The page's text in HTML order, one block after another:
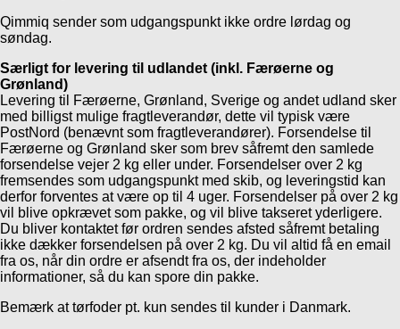
Qimmiq sender som udgangspunkt ikke ordre lørdag og
søndag.
Særligt for levering til udlandet (inkl. Færøerne og
Grønland)
Levering til Færøerne, Grønland, Sverige og andet udland sker
med billigst mulige fragtleverandør, dette vil typisk være
PostNord (benævnt som fragtleverandører). Forsendelse til
Færøerne og Grønland sker som brev såfremt den samlede
forsendelse vejer 2 kg eller under. Forsendelser over 2 kg
fremsendes som udgangspunkt med skib, og leveringstid kan
derfor forventes at være op til 4 uger. Forsendelser på over 2 kg
vil blive opkrævet som pakke, og vil blive takseret yderligere.
Du bliver kontaktet før ordren sendes afsted såfremt betaling
ikke dækker forsendelsen på over 2 kg. Du vil altid få en email
fra os, når din ordre er afsendt fra os, der indeholder
informationer, så du kan spore din pakke.
Bemærk at tørfoder pt. kun sendes til kunder i Danmark.